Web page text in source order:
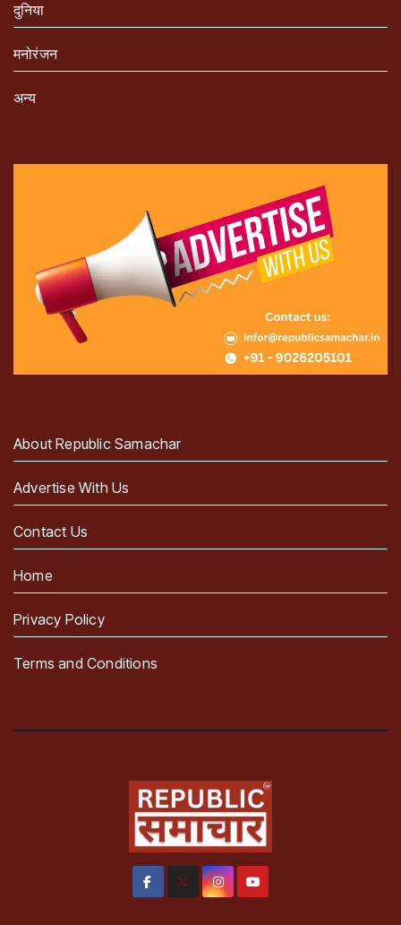
दुनिया
मनोरंजन
अन्य
About Republic Samachar
Advertise With Us
Contact Us
Home
Privacy Policy
Terms and Conditions